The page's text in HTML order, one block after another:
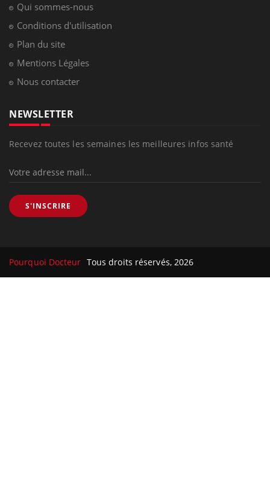
Qui sommes-nous
Conditions d'utilisation
Plan du site
Mentions Légales
Nous contacter
NEWSLETTER
Recevez toutes les semaines les meilleures infos santé
S'INSCRIRE
Pourquoi Docteur Tous droits réservés, 2026